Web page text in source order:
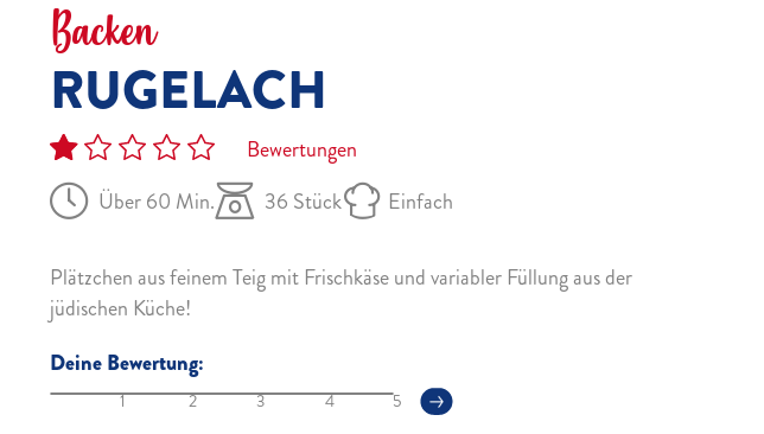
Backen
RUGELACH
Bewertungen
Über 60 Min.
36 Stück Einfach
Plätzchen aus feinem Teig mit Frischkäse und variabler Füllung aus der
jüdischen Küche!
Deine Bewertung:
1 2 3 4 5